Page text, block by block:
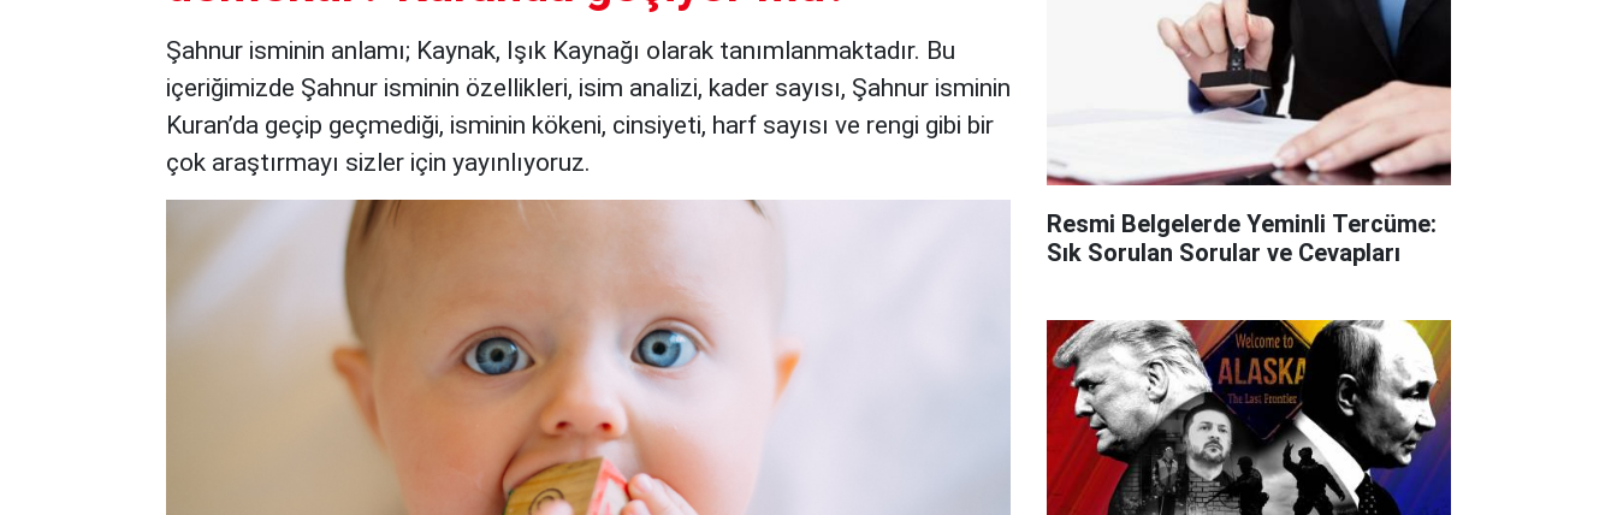
Şahnur isminin anlamı; Kaynak, Işık Kaynağı olarak tanımlanmaktadır. Bu
içeriğimizde Şahnur isminin özellikleri, isim analizi, kader sayısı, Şahnur isminin
Kuran’da geçip geçmediği, isminin kökeni, cinsiyeti, harf sayısı ve rengi gibi bir
çok araştırmayı sizler için yayınlıyoruz.
Resmi Belgelerde Yeminli Tercüme:
Sık Sorulan Sorular ve Cevapları